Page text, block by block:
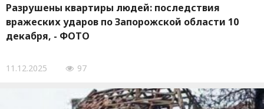
Разрушены квартиры людей: последствия
вражеских ударов по Запорожской области 10
декабря, - ФОТО
11.12.2025 97